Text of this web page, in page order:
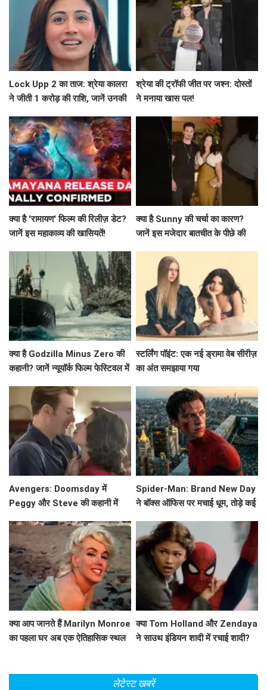
Lock Upp 2 का ताज: श्रेया कालरा
ने जीती 1 करोड़ की राशि, जानें उनकी
श्रेया की ट्रॉफी जीत पर जश्न: दोस्तों
ने मनाया खास पल!
क्या है 'रामायण' फिल्म की रिलीज़ डेट?
जानें इस महाकाव्य की खासियतें!
क्या है Sunny की चर्चा का कारण?
जानें इस मजेदार बातचीत के पीछे की
क्या है Godzilla Minus Zero की
कहानी? जानें न्यूयॉर्क फिल्म फेस्टिवल में
स्टर्लिंग पॉइंट: एक नई ड्रामा वेब सीरीज़
का अंत समझाया गया
Avengers: Doomsday में
Peggy और Steve की कहानी में
Spider-Man: Brand New Day
ने बॉक्स ऑफिस पर मचाई धूम, तोड़े कई
क्या आप जानते हैं Marilyn Monroe
का पहला घर अब एक ऐतिहासिक स्थल
क्या Tom Holland और Zendaya
ने साउथ इंडियन शादी में रचाई शादी?
लेटेस्ट खबरें